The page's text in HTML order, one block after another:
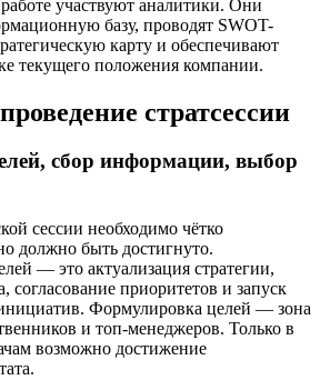
участвуют аналитики. Они
базу, проводят SWOT-
карту и обеспечивают
текущего положения компании.
стратсессии
сбор информации, выбор
сессии необходимо чётко
должно быть достигнуто.
— это актуализация стратегии,
согласование приоритетов и запуск
Формулировка целей — зона
и топ-менеджеров. Только в
возможно достижение